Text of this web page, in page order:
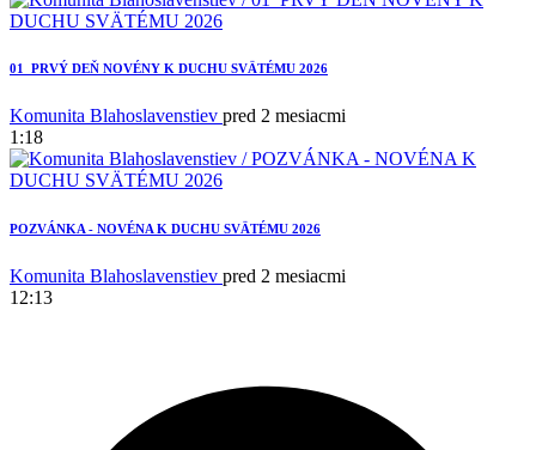
01_PRVÝ DEŇ NOVÉNY K DUCHU SVÄTÉMU 2026
Komunita Blahoslavenstiev pred 2 mesiacmi
1:18
POZVÁNKA - NOVÉNA K DUCHU SVÄTÉMU 2026
Komunita Blahoslavenstiev pred 2 mesiacmi
12:13